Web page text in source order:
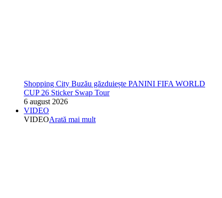
Shopping City Buzău găzduiește PANINI FIFA WORLD
CUP 26 Sticker Swap Tour
6 august 2026
VIDEO
VIDEOArată mai mult